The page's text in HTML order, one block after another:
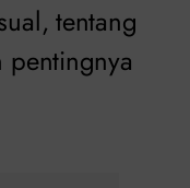
tentang
pentingnya